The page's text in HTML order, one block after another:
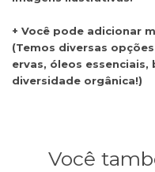
+ Você pode adicionar
(Temos diversas
ervas, óleos
diversidade orgânica!)
Você